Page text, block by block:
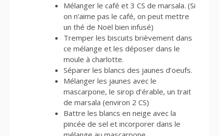
Mélanger le café et 3 CS de marsala. (Si
on n’aime pas le café, on peut mettre
un thé de Noël bien infusé)
Tremper les biscuits brièvement dans
ce mélange et les déposer dans le
moule à charlotte.
Séparer les blancs des jaunes d’oeufs.
Mélanger les jaunes avec le
mascarpone, le sirop d’érable, un trait
de marsala (environ 2 CS)
Battre les blancs en neige avec la
pincée de sel et incorporer dans le